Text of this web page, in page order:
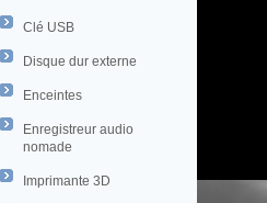
Clé USB
Disque dur externe
Enceintes
Enregistreur audio
nomade
Imprimante 3D